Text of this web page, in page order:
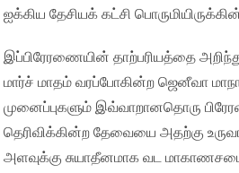
ஐக்கிய தேசியக் கட்சி
இப்பிரேரணையின் தாற்பரியத்தை
மார்ச் மாதம் வரப்போகின்ற ஜெனீவா
முனைப்புகளும் இவ்வாறானதொரு
தெரிவிக்கின்ற தேவையை அதற்கு
அளவுக்கு சுயாதீனமாக வட